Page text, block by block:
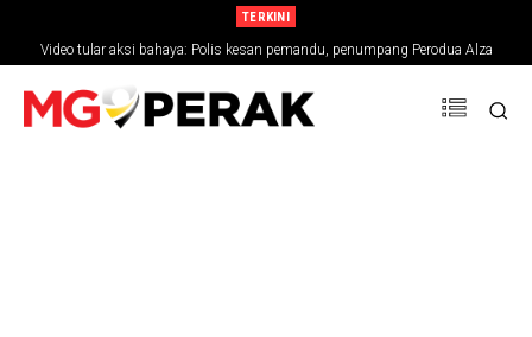
TERKINI
Video tular aksi bahaya: Polis kesan pemandu, penumpang Perodua Alza